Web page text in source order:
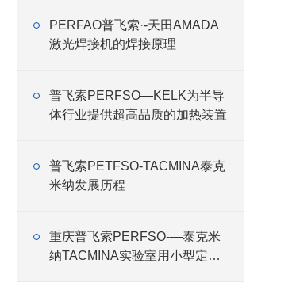
PERFAO普飞索·-天田AMADA
激光焊接机的焊接原理
普飞索PERFSO—KELK为半导
体行业提供超高品质的加热装置
普飞索PETFSO-TACMINA泰克
米纳发展历程
重庆普飞索PERFSO-—泰克米
纳TACMINA实验室用小型定量